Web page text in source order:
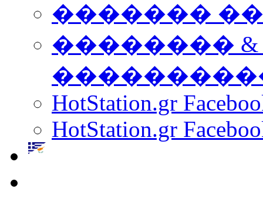
������� ���
��������
HotStation.gr
HotStation.gr